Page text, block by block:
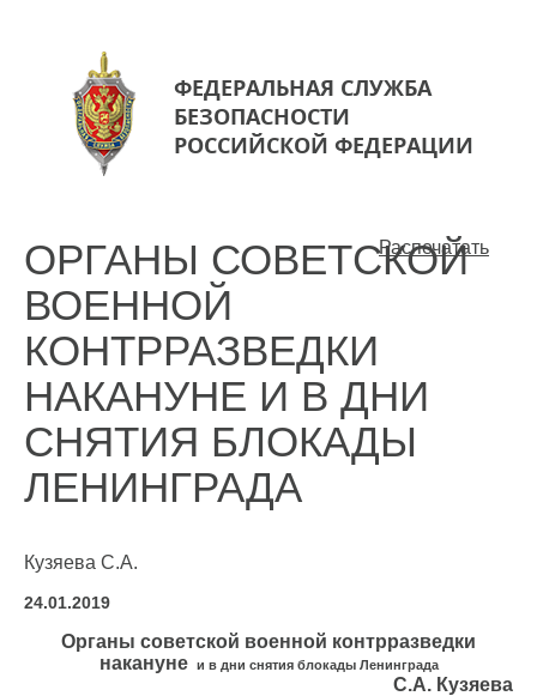
ФЕДЕРАЛЬНАЯ СЛУЖБА
БЕЗОПАСНОСТИ
РОССИЙСКОЙ ФЕДЕРАЦИИ
Распечатать
ОРГАНЫ СОВЕТСКОЙ
ВОЕННОЙ
КОНТРРАЗВЕДКИ
НАКАНУНЕ И В ДНИ
СНЯТИЯ БЛОКАДЫ
ЛЕНИНГРАДА
Кузяева С.А.
24.01.2019
Органы советской военной контрразведки
накануне и в дни снятия блокады Ленинграда
С.А. Кузяева